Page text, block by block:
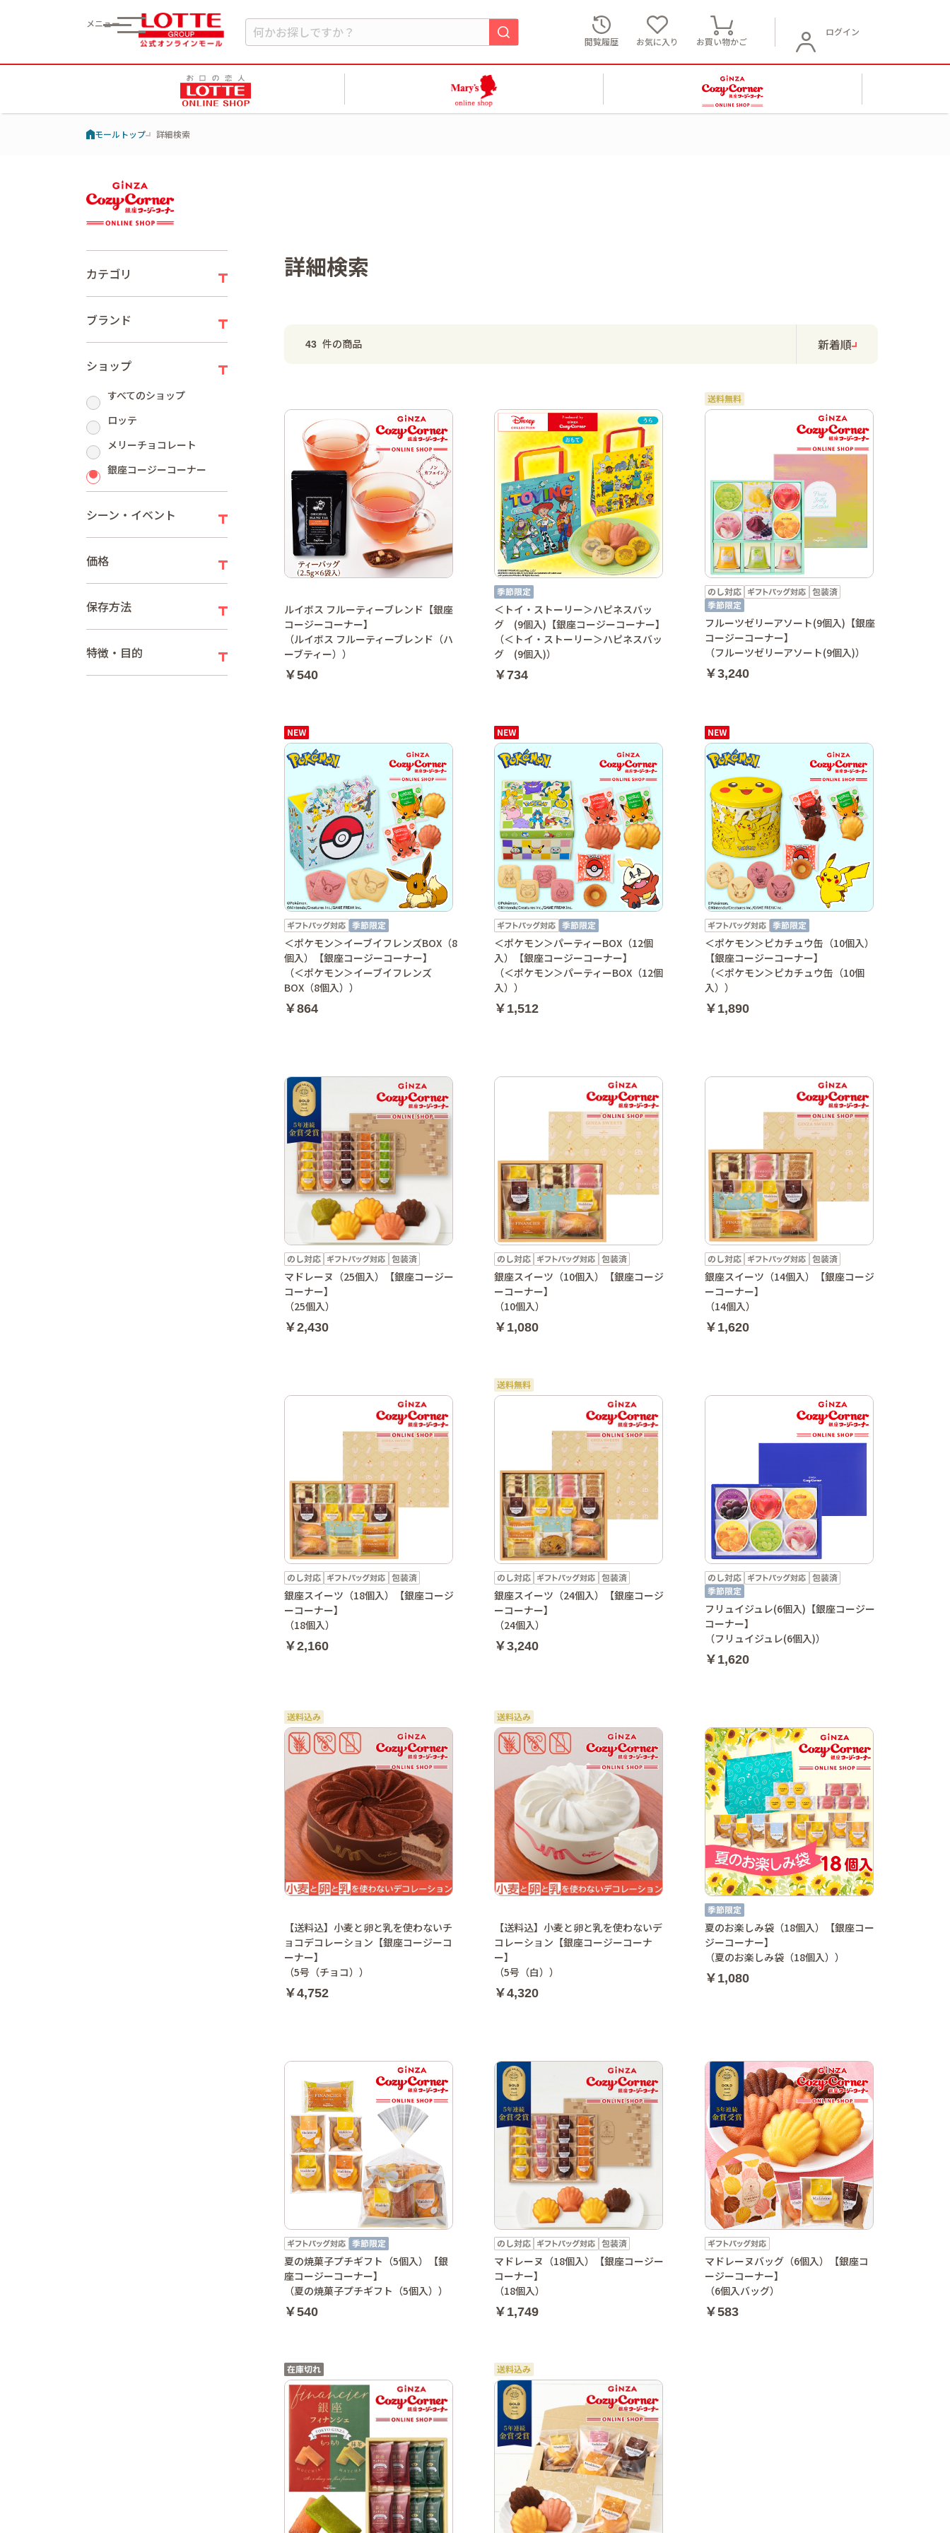
メニュー
閲覧履歴
お気に入り お買い物かご
ログイン
モールトップ 詳細検索
カテゴリ
ブランド
ショップ
すべてのショップ
ロッテ
メリーチョコレート
銀座コージーコーナー
シーン・イベント
価格
保存方法
特徴・目的
詳細検索
43 件の商品 新着順
ルイボス フルーティーブレンド【銀座
コージーコーナー】
（ルイボス フルーティーブレンド（ハ
ーブティー））
￥540
＜トイ・ストーリー＞ハピネスバッ
グ (9個入)【銀座コージーコーナー】
（＜トイ・ストーリー＞ハピネスバッ
グ (9個入)）
￥734
フルーツゼリーアソート(9個入)【銀座
コージーコーナー】
（フルーツゼリーアソート(9個入)）
￥3,240
＜ポケモン＞イーブイフレンズBOX（8
個入）【銀座コージーコーナー】
（＜ポケモン＞イーブイフレンズ
BOX（8個入））
￥864
＜ポケモン＞パーティーBOX（12個
入）【銀座コージーコーナー】
（＜ポケモン＞パーティーBOX（12個
入））
￥1,512
＜ポケモン＞ピカチュウ缶（10個入）
【銀座コージーコーナー】
（＜ポケモン＞ピカチュウ缶（10個
入））
￥1,890
マドレーヌ（25個入）【銀座コージー
コーナー】
（25個入）
￥2,430
銀座スイーツ（10個入）【銀座コージ
ーコーナー】
（10個入）
￥1,080
銀座スイーツ（14個入）【銀座コージ
ーコーナー】
（14個入）
￥1,620
銀座スイーツ（18個入）【銀座コージ
ーコーナー】
（18個入）
￥2,160
銀座スイーツ（24個入）【銀座コージ
ーコーナー】
（24個入）
￥3,240
フリュイジュレ(6個入)【銀座コージー
コーナー】
（フリュイジュレ(6個入)）
￥1,620
【送料込】小麦と卵と乳を使わないチ
ョコデコレーション【銀座コージーコ
ーナー】
（5号（チョコ））
￥4,752
【送料込】小麦と卵と乳を使わないデ
コレーション【銀座コージーコーナ
ー】
（5号（白））
￥4,320
夏のお楽しみ袋（18個入）【銀座コー
ジーコーナー】
（夏のお楽しみ袋（18個入））
￥1,080
夏の焼菓子プチギフト（5個入）【銀
座コージーコーナー】
（夏の焼菓子プチギフト（5個入））
￥540
マドレーヌ（18個入）【銀座コージー
コーナー】
（18個入）
￥1,749
マドレーヌバッグ（6個入）【銀座コ
ージーコーナー】
（6個入バッグ）
￥583